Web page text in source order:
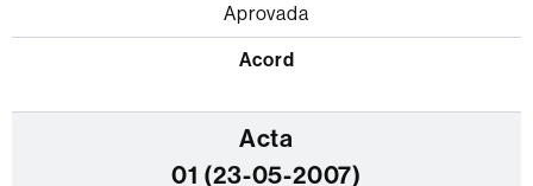
Aprovada
01 (23-05-2007)